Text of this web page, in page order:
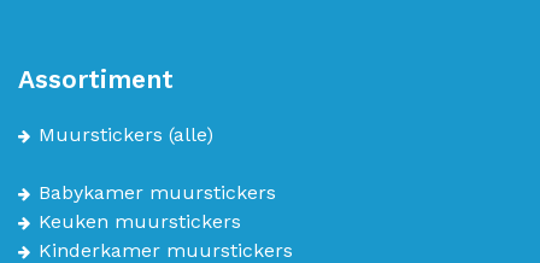
Assortiment
Muurstickers (alle)
Babykamer muurstickers
Keuken muurstickers
Kinderkamer muurstickers